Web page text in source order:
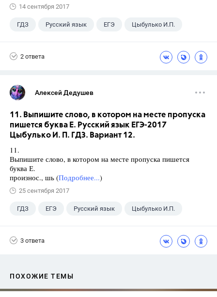
14 сентября 2017
ГДЗ Русский язык ЕГЭ Цыбулько И.П.
2 ответа
Алексей Дедушев
11. Выпишите слово, в котором на месте пропуска
пишется буква Е. Русский язык ЕГЭ-2017
Цыбулько И. П. ГДЗ. Вариант 12.
11.
Выпишите слово, в котором на месте пропуска пишется
буква Е.
произнос., шь (Подробнее...)
25 сентября 2017
ГДЗ ЕГЭ Русский язык Цыбулько И.П.
3 ответа
ПОХОЖИЕ ТЕМЫ